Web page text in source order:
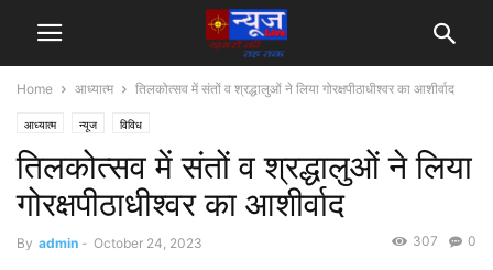
Home आध्यात्म तिलकोत्सव में संतों व श्रद्धालुओं ने लिया गोरक्षपीठाधीश्वर का आशीर्वाद
आध्यात्म न्यूज विविध
तिलकोत्सव में संतों व श्रद्धालुओं ने लिया
गोरक्षपीठाधीश्वर का आशीर्वाद
By admin - October 24, 2023 0
307